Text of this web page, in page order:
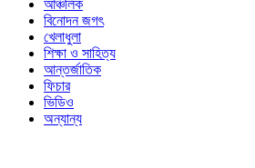
আঞ্চলিক
বিনোদন জগৎ
খেলাধুলা
শিক্ষা ও সাহিত্য
আন্তর্জাতিক
ফিচার
ভিডিও
অন্যান্য